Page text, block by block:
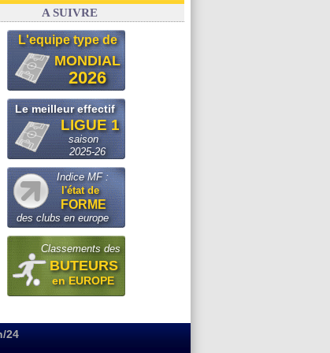
A SUIVRE
L'equipe type de
MONDIAL
2026
Le meilleur effectif
LIGUE 1
saison
2025-26
Indice MF :
l'état de
FORME
des clubs en europe
Classements des
BUTEURS
en EUROPE
24